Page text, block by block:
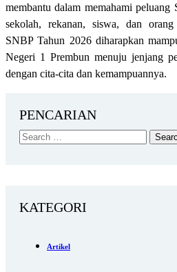
membantu dalam memahami
sekolah, rekanan, siswa, dan
SNBP Tahun 2026 diharapkan
Negeri 1 Prembun menuju jenjang
dengan cita-cita dan kemampuannya.
PENCARIAN
KATEGORI
Artikel